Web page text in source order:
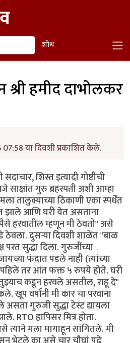
शोध
श्री हमीद दाभोलकर
07:58 या दिवशी प्रकाशित केले.
शिस्त इत्यादी गोष्टीची
गुरु ब्रहस्पती अशी आम्हा
तालुक्याच्या ठिकाणी एका स्पर्धेंत
झाले आणि घरी येत असताना
हरवातील म्हणून मी ठेवतो" असे
दुसऱ्या दिवशी शाळेंत "बाळ
सुद्धा दिला. गुरुजींच्या
फंदात पडले नाही (त्यांच्या
तर आंत फक्त ५ रुपये होते. घरी
कडून हरवले असतील, राहू दे"
खूप वर्षांनी मी कार चा परवाना
असता गुरुजी सुद्धा टेस्ट द्यायला
हापिसर मित्र होता.
त्याने मला मागाहून सांगितले. मी